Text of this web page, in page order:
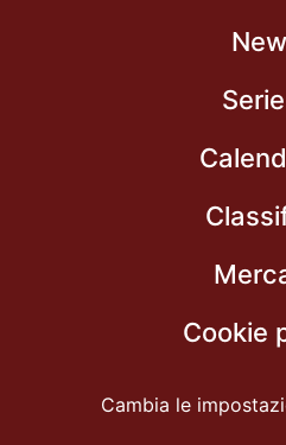
Cookie
Cambia le